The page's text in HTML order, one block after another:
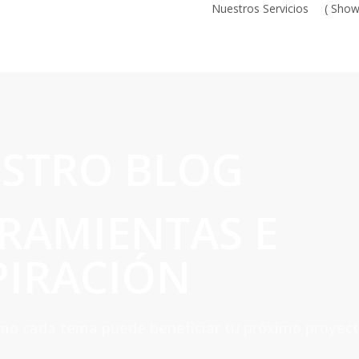
Nuestros Servicios (